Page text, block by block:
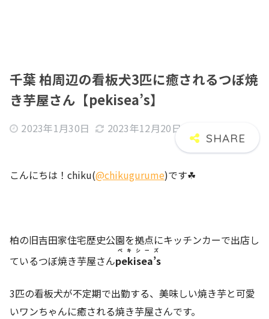
千葉 柏周辺の看板犬3匹に癒されるつぼ焼
き芋屋さん【pekisea’s】
2023年1月30日 2023年12月20日
こんにちは！chiku(@chikugurume)です☘
柏の旧吉田家住宅歴史公園を拠点にキッチンカーで出店し
ているつぼ焼き芋屋さんpekisea’s
ペキシーズ
3匹の看板犬が不定期で出勤する、美味しい焼き芋と可愛
いワンちゃんに癒される焼き芋屋さんです。